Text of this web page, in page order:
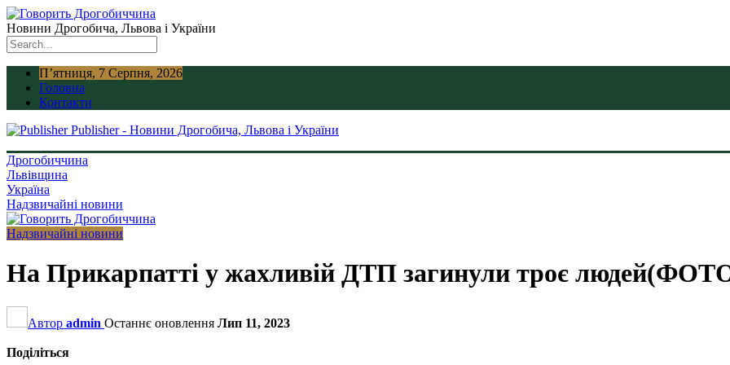
Новини Дрогобича, Львова і України
П’ятниця, 7 Серпня, 2026
Головна
Контакти
Publisher - Новини Дрогобича, Львова і України
Дрогобиччина
Львівщина
Україна
Надзвичайні новини
Надзвичайні новини
На Прикарпатті у жахливій ДТП загинули троє
Автор admin Останнє оновлення Лип 11, 2023
Поділіться